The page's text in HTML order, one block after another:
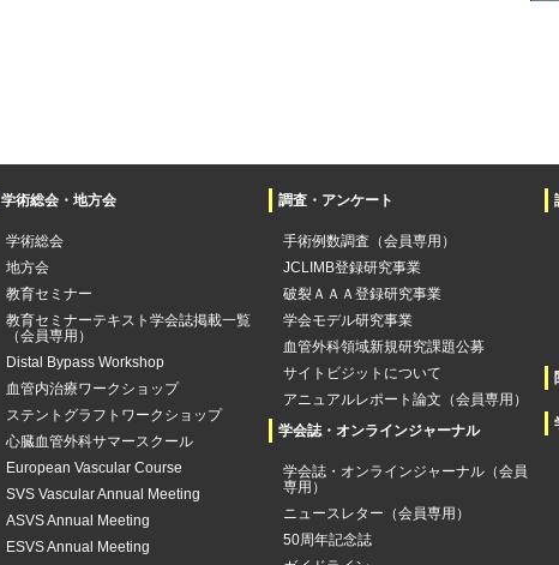
学術総会・地方会
学術総会
地方会
教育セミナー
教育セミナーテキスト学会誌掲載一覧
（会員専用）
Distal Bypass Workshop
血管内治療ワークショップ
ステントグラフトワークショップ
心臓血管外科サマースクール
European Vascular Course
SVS Vascular Annual Meeting
ASVS Annual Meeting
ESVS Annual Meeting
調査・アンケート
手術例数調査（会員専用）
JCLIMB登録研究事業
破裂ＡＡＡ登録研究事業
学会モデル研究事業
血管外科領域新規研究課題公募
サイトビジットについて
アニュアルレポート論文（会員専用）
学会誌・オンラインジャーナル
学会誌・オンラインジャーナル（会員
専用）
ニュースレター（会員専用）
50周年記念誌